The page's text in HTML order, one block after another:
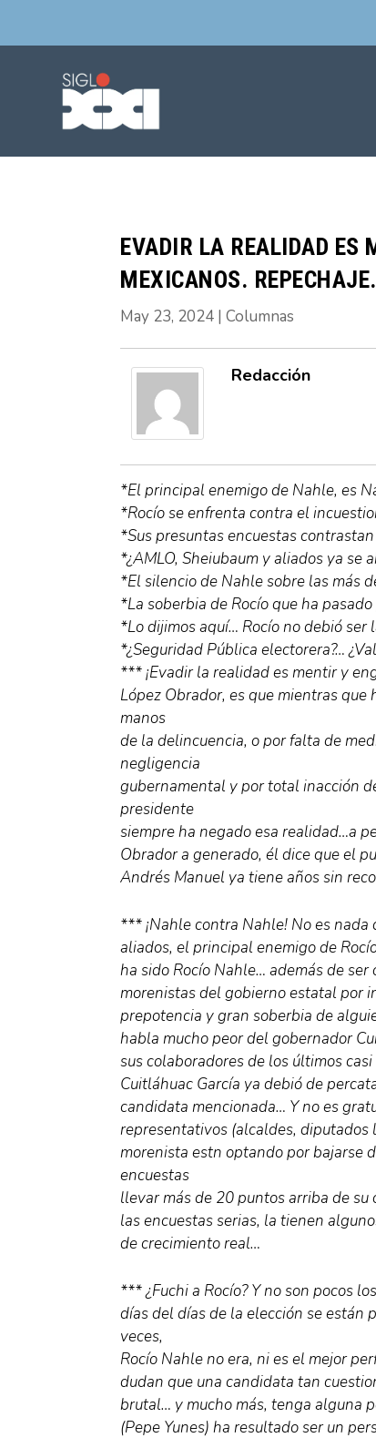
EVADIR LA REALIDAD ES
MEXICANOS. REPECHAJE.
May 23, 2024 | Columnas
Redacción
*El principal enemigo de Nahle, es
*Rocío se enfrenta contra el
*Sus presuntas encuestas
*¿AMLO, Sheiubaum y aliados ya se
*El silencio de Nahle sobre las más
*La soberbia de Rocío que ha
*Lo dijimos aquí… Rocío no debió ser
*¿Seguridad Pública electorera?…
*** ¡Evadir la realidad es mentir y
López Obrador, es que mientras
manos
de la delincuencia, o por falta de
negligencia
gubernamental y por total inacción
presidente
siempre ha negado esa realidad…a
Obrador a generado, él dice que el
Andrés Manuel ya tiene años sin
*** ¡Nahle contra Nahle! No es
aliados, el principal enemigo de
ha sido Rocío Nahle… además de
morenistas del gobierno estatal por
prepotencia y gran soberbia de
habla mucho peor del gobernador
sus colaboradores de los últimos
Cuitláhuac García ya debió de
candidata mencionada… Y no es
representativos (alcaldes, diputados
morenista estn optando por bajarse
encuestas
llevar más de 20 puntos arriba de
las encuestas serias, la tienen
de crecimiento real…
*** ¿Fuchi a Rocío? Y no son pocos
días del días de la elección se están
veces,
Rocío Nahle no era, ni es el mejor
dudan que una candidata tan
brutal… y mucho más, tenga alguna
(Pepe Yunes) ha resultado ser un